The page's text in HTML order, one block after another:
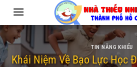
nội
dung
TIN NĂNG KHIẾU
Khái Niệm Về Bạo Lực Học